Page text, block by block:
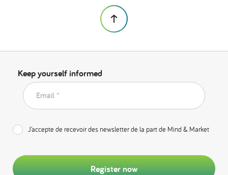
Keep yourself informed
Email *
J’accepte de recevoir des newsletter de la part de Mind & Market
Register now